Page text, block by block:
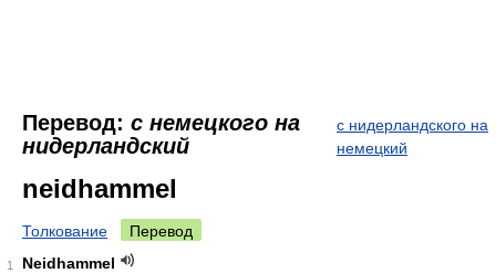
Перевод: с немецкого на
нидерландский
с нидерландского на
немецкий
neidhammel
Толкование Перевод
1
Neidhammel